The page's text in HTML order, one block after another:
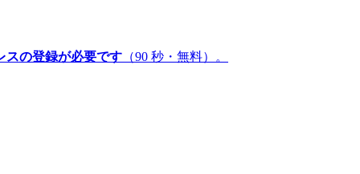
スの登録が必要です （90 秒・無料）。